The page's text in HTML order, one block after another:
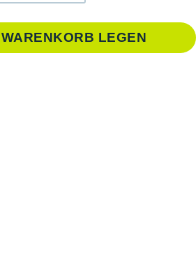
LEGEN